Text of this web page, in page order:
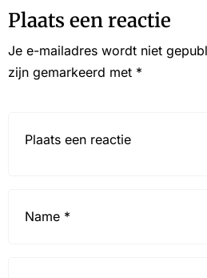
Plaats een reactie
Je e-mailadres wordt niet
zijn gemarkeerd met *